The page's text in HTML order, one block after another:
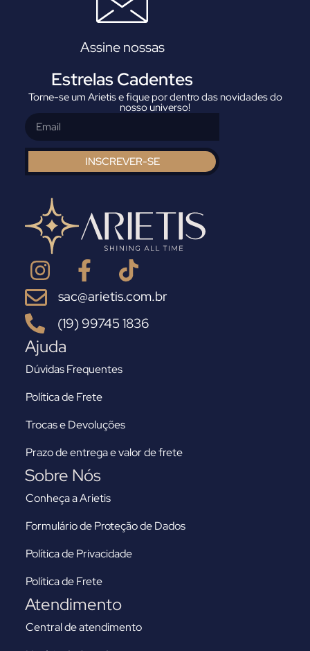
Assine nossas
Estrelas Cadentes
Torne-se um Arietis e fique por dentro das novidades do
nosso universo!
INSCREVER-SE
sac@arietis.com.br
(19) 99745 1836
Ajuda
Dúvidas Frequentes
Política de Frete
Trocas e Devoluções
Prazo de entrega e valor de frete
Sobre Nós
Conheça a Arietis
Formulário de Proteção de Dados
Política de Privacidade
Política de Frete
Atendimento
Central de atendimento